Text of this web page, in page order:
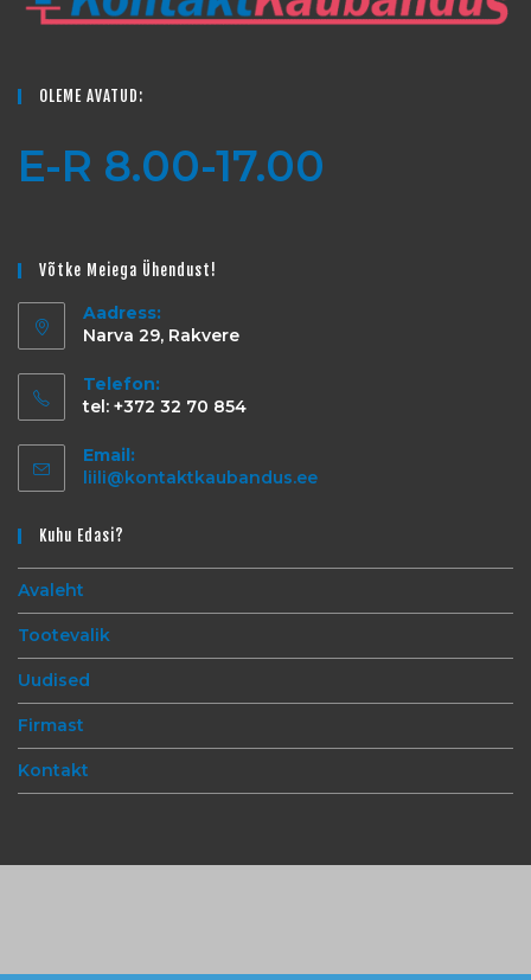
OLEME AVATUD:
E-R 8.00-17.00
Võtke Meiega Ühendust!
Aadress:
Narva 29, Rakvere
Telefon:
tel: +372 32 70 854
Email:
liili@kontaktkaubandus.ee
Kuhu Edasi?
Avaleht
Tootevalik
Uudised
Firmast
Kontakt